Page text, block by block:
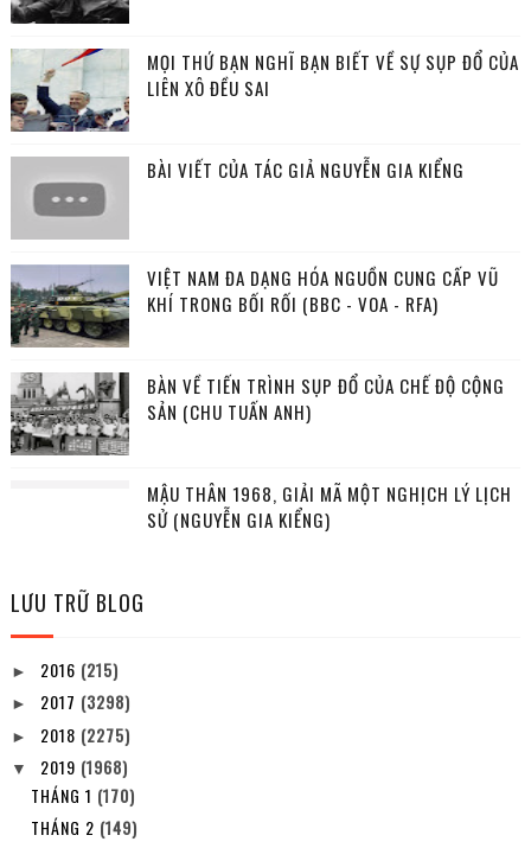
MỌI THỨ BẠN NGHĨ BẠN BIẾT VỀ SỰ SỤP ĐỔ CỦA
LIÊN XÔ ĐỀU SAI
BÀI VIẾT CỦA TÁC GIẢ NGUYỄN GIA KIỂNG
VIỆT NAM ĐA DẠNG HÓA NGUỒN CUNG CẤP VŨ
KHÍ TRONG BỐI RỐI (BBC - VOA - RFA)
BÀN VỀ TIẾN TRÌNH SỤP ĐỔ CỦA CHẾ ĐỘ CỘNG
SẢN (CHU TUẤN ANH)
MẬU THÂN 1968, GIẢI MÃ MỘT NGHỊCH LÝ LỊCH
SỬ (NGUYỄN GIA KIỂNG)
LƯU TRỮ BLOG
► 2016 (215)
► 2017 (3298)
► 2018 (2275)
▼ 2019 (1968)
THÁNG 1 (170)
THÁNG 2 (149)